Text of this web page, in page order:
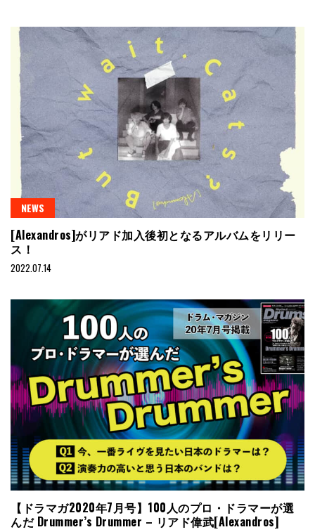
NEWS
[Alexandros]がリアド加入後初となるアルバムをリリー
ス！
2022.07.14
【ドラマガ2020年7月号】100人のプロ・ドラマーが選
んだ Drummer’s Drummer – リアド偉武[Alexandros]